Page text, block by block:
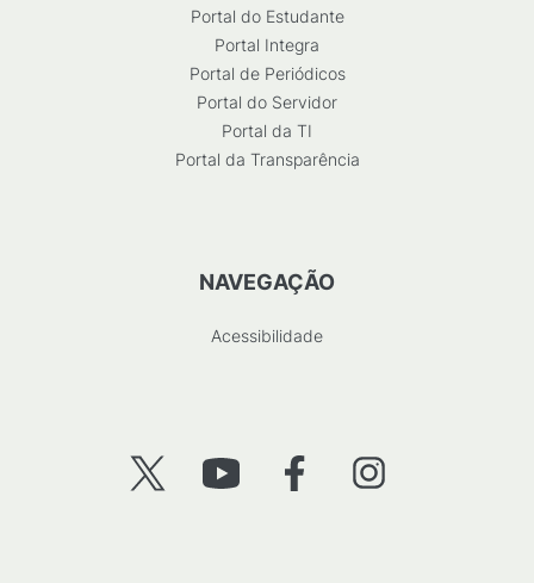
Portal do Estudante
Portal Integra
Portal de Periódicos
Portal do Servidor
Portal da TI
Portal da Transparência
NAVEGAÇÃO
Acessibilidade